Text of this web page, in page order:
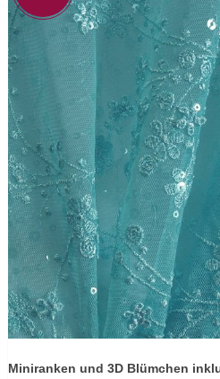
Miniranken und 3D Blümchen